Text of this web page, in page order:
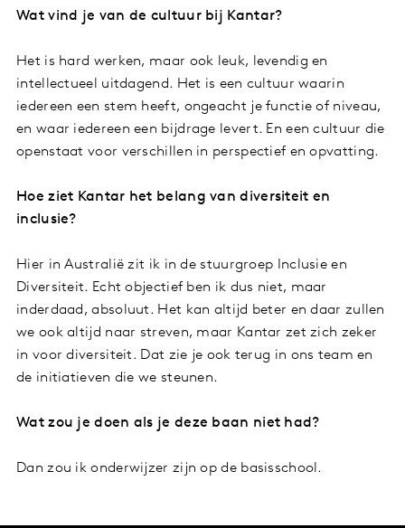
Wat vind je van de cultuur bij Kantar?
Het is hard werken, maar ook leuk, levendig en
intellectueel uitdagend. Het is een cultuur waarin
iedereen een stem heeft, ongeacht je functie of niveau,
en waar iedereen een bijdrage levert. En een cultuur die
openstaat voor verschillen in perspectief en opvatting.
Hoe ziet Kantar het belang van diversiteit en
inclusie?
Hier in Australië zit ik in de stuurgroep Inclusie en
Diversiteit. Echt objectief ben ik dus niet, maar
inderdaad, absoluut. Het kan altijd beter en daar zullen
we ook altijd naar streven, maar Kantar zet zich zeker
in voor diversiteit. Dat zie je ook terug in ons team en
de initiatieven die we steunen.
Wat zou je doen als je deze baan niet had?
Dan zou ik onderwijzer zijn op de basisschool.